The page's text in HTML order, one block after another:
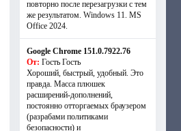
повторно после перезагрузки с тем
же результатом. Windows 11. MS
Offiсe 2024.
Google Chrome 151.0.7922.76
От: Гость Гость
Хороший, быстрый, удобный. Это
правда. Масса плюшек
расширений-дополнений,
постоянно отторгаемых браузером
(разрабами политиками
безопасности) и